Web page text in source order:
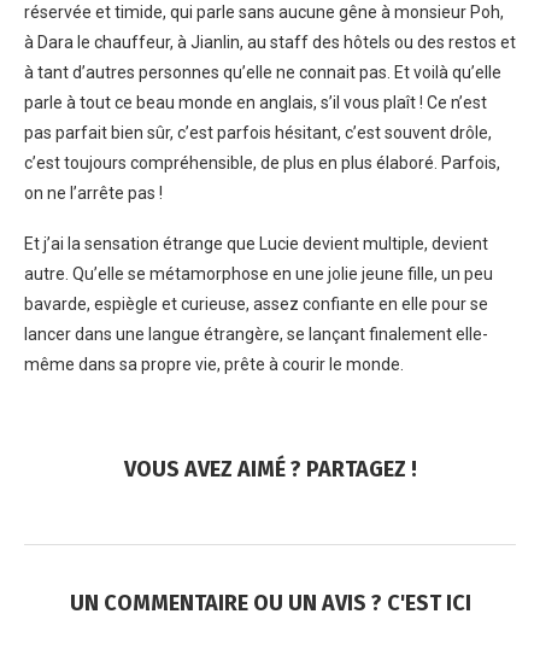
réservée et timide, qui parle sans aucune gêne à monsieur Poh,
à Dara le chauffeur, à Jianlin, au staff des hôtels ou des restos et
à tant d’autres personnes qu’elle ne connait pas. Et voilà qu’elle
parle à tout ce beau monde en anglais, s’il vous plaît ! Ce n’est
pas parfait bien sûr, c’est parfois hésitant, c’est souvent drôle,
c’est toujours compréhensible, de plus en plus élaboré. Parfois,
on ne l’arrête pas !
Et j’ai la sensation étrange que Lucie devient multiple, devient
autre. Qu’elle se métamorphose en une jolie jeune fille, un peu
bavarde, espiègle et curieuse, assez confiante en elle pour se
lancer dans une langue étrangère, se lançant finalement elle-
même dans sa propre vie, prête à courir le monde.
VOUS AVEZ AIMÉ ? PARTAGEZ !
UN COMMENTAIRE OU UN AVIS ? C'EST ICI